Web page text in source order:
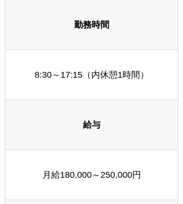
勤務時間
8:30～17:15（内休憩1時間）
給与
月給180,000～250,000円